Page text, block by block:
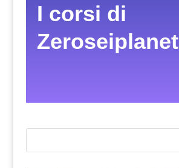
I corsi di
Zeroseiplanet